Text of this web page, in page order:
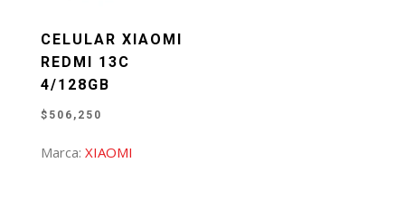
CELULAR XIAOMI
REDMI 13C
4/128GB
$ 506,250
Marca: XIAOMI